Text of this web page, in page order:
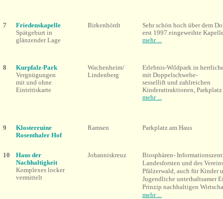
7
Friedenskapelle
Spätgeburt in
glänzender Lage
Birkenhördt
Sehr schön hoch über dem
erst 1997 eingeweihte
mehr ...
8
Kurpfalz-Park
Vergnügungen
mit und ohne
Eintrittskarte
Wachenheim/
Lindenberg
Erlebnis-Wildpark in
mit Doppelschwebe-
sessellift und zahlreichen
Kinderattraktionen, Parkplatz
mehr ...
9
Klosterruine
Rosenthaler Hof
Ramsen Parkplatz am Haus
10
Haus der
Nachhaltigkeit
Komplexes locker
vermittelt
Johanniskreuz
Biosphären-
Landesforsten und des
Pfälzerwald, auch für Kinder
Jugendliche unterhaltsamer
Prinzip nachhaltigen
mehr ...